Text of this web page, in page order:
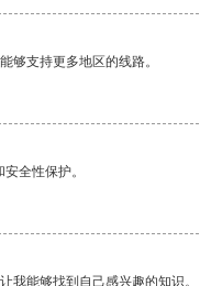
够支持更多地区的线路。
全性保护。
我能够找到自己感兴趣的知识。